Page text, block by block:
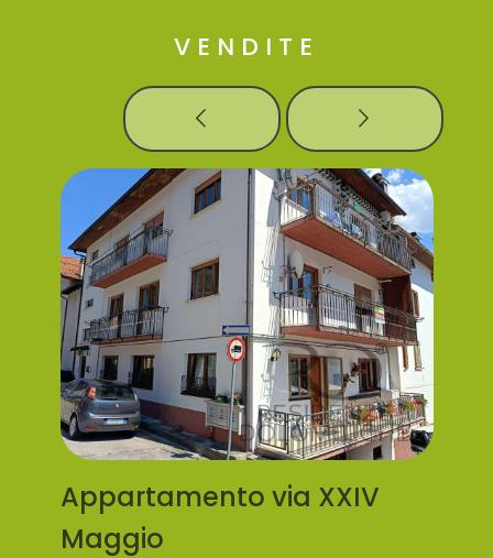
VENDITE
Appartamento via XXIV
Maggio